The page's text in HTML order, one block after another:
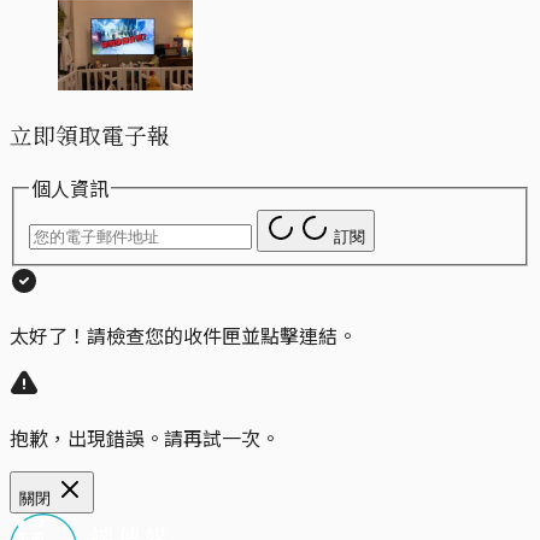
立即領取電子報
個人資訊
訂閱
太好了！請檢查您的收件匣並點擊連結。
抱歉，出現錯誤。請再試一次。
關閉